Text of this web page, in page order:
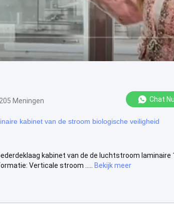
205 Meningen Chat Nu
kabinet van de stroom biologische veiligheid
kabinet van de de luchtstroom laminaire
Verticale stroom .....
Bekijk meer